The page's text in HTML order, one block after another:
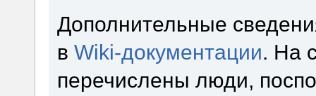
Дополнительные
вWiki-документации. На
перечислены люди,